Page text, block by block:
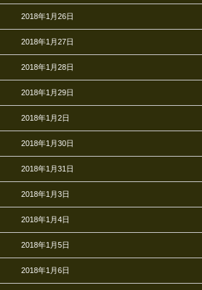
2018年1月26日
2018年1月27日
2018年1月28日
2018年1月29日
2018年1月2日
2018年1月30日
2018年1月31日
2018年1月3日
2018年1月4日
2018年1月5日
2018年1月6日